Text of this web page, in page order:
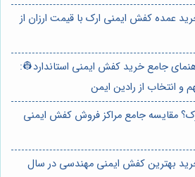
عمده کفش ایمنی ارک با قیمت ارزان از
جامع خرید کفش ایمنی استاندارد👷:
و انتخاب از رادین ایمن
مقایسه جامع مراکز فروش کفش ایمنی
بهترین کفش ایمنی مهندسی در سال